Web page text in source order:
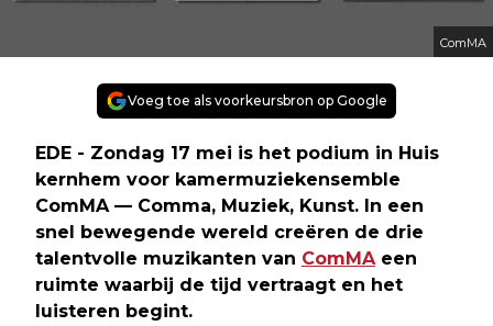
ComMA
Voeg toe als voorkeursbron op Google
EDE - Zondag 17 mei is het podium in Huis
kernhem voor kamermuziekensemble
ComMA — Comma, Muziek, Kunst. In een
snel bewegende wereld creëren de drie
talentvolle muzikanten van ComMA een
ruimte waarbij de tijd vertraagt ​​en het
luisteren begint.